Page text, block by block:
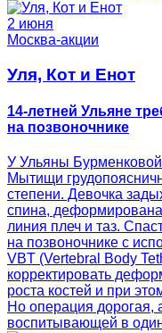
2 июня
Москва-акции
Уля, Кот и Енот
14-летней Ульяне
на позвоночнике
У Ульяны Бурменковой
Мытищи
степени. Девочка
спина, деформирована
линия плеч и таз.
на позвоночнике с
VBT (Vertebral Body
корректировать
роста костей и при
Но операция дорогая,
воспитывающей в